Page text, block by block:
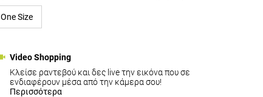
One Size
Video Shopping
Κλείσε ραντεβού και δες live την εικόνα που σε
ενδιαφέρουν μέσα από την κάμερα σου!
Περισσότερα